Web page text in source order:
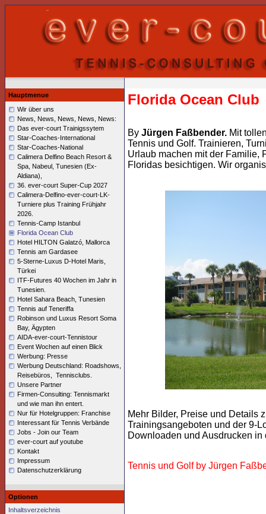
Hauptmenue
Wir über uns
News, News, News, News, News:
Das ever-court Trainigssytem
Star-Coaches-International
Star-Coaches-National
Calimera Delfino Beach Resort &
Spa, Nabeul, Tunesien (Ex-
Aldiana),
36. ever-court Super-Cup 2027
Calimera-Delfino-ever-court-LK-
Turniere plus Training Frühjahr
2026.
Tennis-Camp Istanbul
Florida Ocean Club
Hotel HILTON Galatzó, Mallorca
Tennis am Gardasee
5-Sterne-Luxus D-Hotel Maris,
Türkei
ITF-Futures 40 Wochen im Jahr in
Tunesien.
Hotel Sahara Beach, Tunesien
Tennis auf Teneriffa
Robinson und Luxus Resort Soma
Bay, Ägypten
AIDA-ever-court-Tennistour
Event Wochen auf einen Blick
Werbung: Presse
Werbung Deutschland: Roadshows,
Reisebüros, Tennisclubs.
Unsere Partner
Firmen-Consulting: Tennismarkt
und wie man ihn entert.
Nur für Hotelgruppen: Franchise
Interessant für Tennis Verbände
Jobs - Join our Team
ever-court auf youtube
Kontakt
Impressum
Datenschutzerklärung
Optionen
Inhaltsverzeichnis
Florida Ocean Club
By Jürgen Faßbender. Mit
Tennis und Golf. Trainieren,
Urlaub machen mit der Familie,
Floridas besichtigen. Wir
Mehr Bilder, Preise und Details
Trainingsangeboten und der 9-
Downloaden und Ausdrucken in
Tennis und Golf by Jürgen